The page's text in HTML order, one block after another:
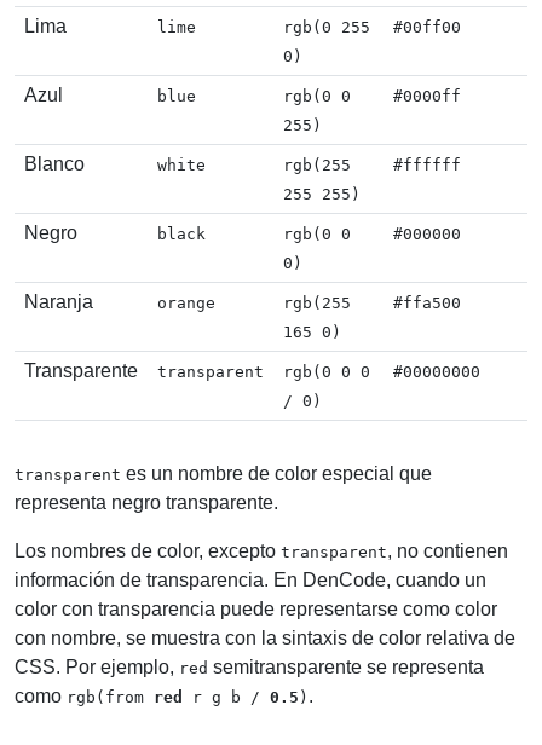
Lima lime
rgb(0 255
0)
#00ff00
Azul blue
rgb(0 0
255)
#0000ff
Blanco white
rgb(255
255 255)
#ffffff
Negro black
rgb(0 0
0)
#000000
Naranja orange
rgb(255
165 0)
#ffa500
Transparente transparent
rgb(0 0 0
/ 0)
#00000000
transparent es un nombre de color especial que
representa negro transparente.
Los nombres de color, excepto transparent, no contienen
información de transparencia. En DenCode, cuando un
color con transparencia puede representarse como color
con nombre, se muestra con la sintaxis de color relativa de
CSS. Por ejemplo, red semitransparente se representa
como rgb(from red r g b / 0.5 ) .